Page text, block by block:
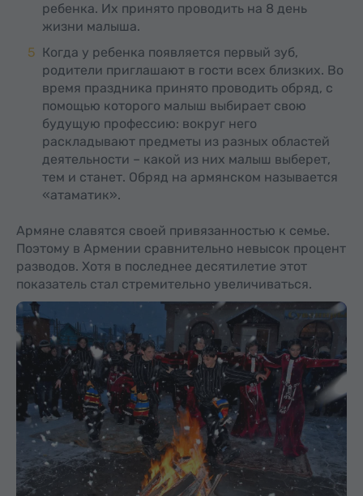
ребенка. Их принято проводить на 8 день
жизни малыша.
Когда у ребенка появляется первый зуб,
родители приглашают в гости всех близких. Во
время праздника принято проводить обряд, с
помощью которого малыш выбирает свою
будущую профессию: вокруг него
раскладывают предметы из разных областей
деятельности – какой из них малыш выберет,
тем и станет. Обряд на армянском называется
«атаматик».
Армяне славятся своей привязанностью к семье.
Поэтому в Армении сравнительно невысок процент
разводов. Хотя в последнее десятилетие этот
показатель стал стремительно увеличиваться.